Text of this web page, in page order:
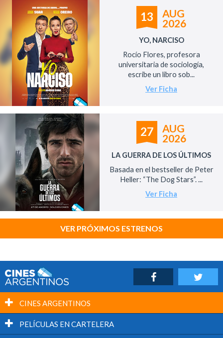
13
AUG
2026
YO, NARCISO
Rocío Flores, profesora
universitaria de sociología,
escribe un libro sob...
Ver Ficha
27
AUG
2026
LA GUERRA DE LOS ÚLTIMOS
Basada en el bestseller de Peter
Heller: “The Dog Stars”. ...
Ver Ficha
VER PRÓXIMOS ESTRENOS
CINES ARGENTINOS
PELÍCULAS EN CARTELERA